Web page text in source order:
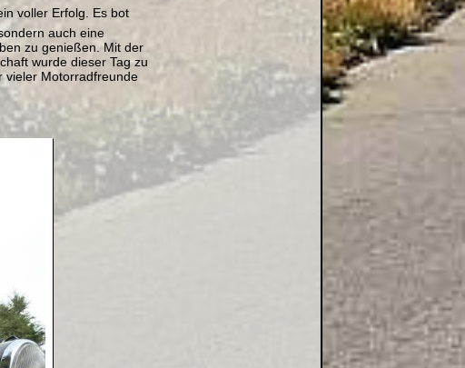
voller Erfolg. Es bot
auch eine
zu genießen. Mit der
wurde dieser Tag zu
vieler Motorradfreunde